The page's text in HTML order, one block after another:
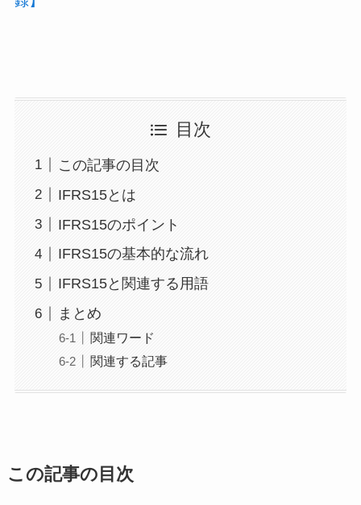
目次
この記事の目次
IFRS15とは
IFRS15のポイント
IFRS15の基本的な流れ
IFRS15と関連する用語
まとめ
関連ワード
関連する記事
この記事の目次